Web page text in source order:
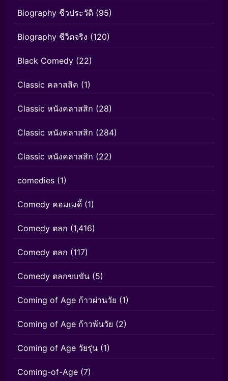
Biography ชีวประวัติ (95)
Biography ชีวิตจริง (120)
Black Comedy (22)
Classic คลาสสิค (1)
Classic หนังคลาสสิก (28)
Classic หนังคลาสสิก (284)
Classic หนังคลาสสิก (22)
comedies (1)
Comedy คอมเมดี้ (1)
Comedy ตลก (1,416)
Comedy ตลก (117)
Comedy ตลกขบขัน (5)
Coming of Age ก้าวผ่านวัย (1)
Coming of Age ก้าวพ้นวัย (2)
Coming of Age วัยรุ่น (1)
Coming-of-Age (7)